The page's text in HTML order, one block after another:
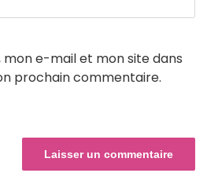
e-mail et mon site dans
prochain commentaire.